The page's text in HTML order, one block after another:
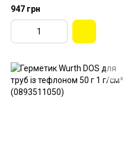
(0893603050)
947 грн